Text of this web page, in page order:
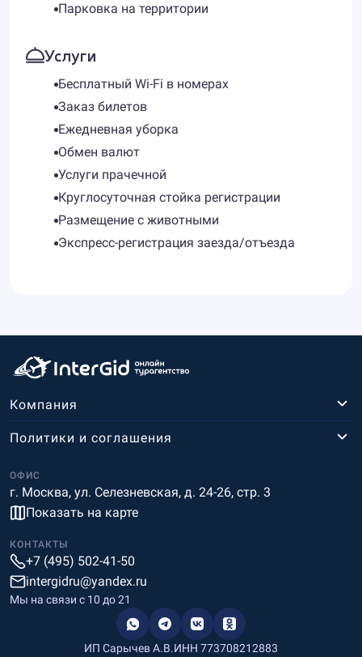
Парковка на территории
Услуги
Бесплатный Wi-Fi в номерах
Заказ билетов
Ежедневная уборка
Обмен валют
Услуги прачечной
Круглосуточная стойка регистрации
Размещение с животными
Экспресс-регистрация заезда/отъезда
Компания
ОФИС
г. Москва, ул. Селезневская, д. 24-26, стр. 3
Показать на карте
Политики и соглашения
КОНТАКТЫ
+7 (495) 502-41-50
intergidru@yandex.ru
Мы на связи c 10 до 21
ИП Сарычев А.В.ИНН 773708212883